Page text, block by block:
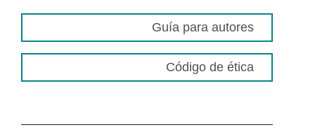
Guía para autores
Código de ética